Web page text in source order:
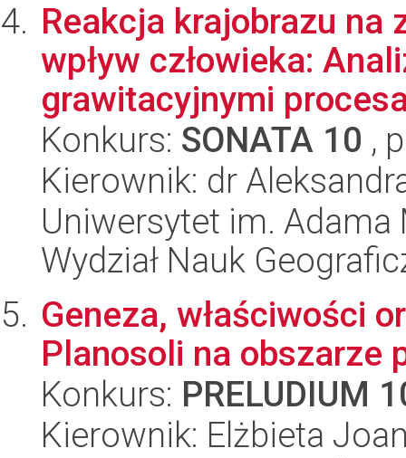
Reakcja krajobrazu na
wpływ człowieka:
grawitacyjnymi
Konkurs: SONATA 10 ,
Kierownik: dr
Uniwersytet im.
Wydział Nauk
Geneza, właściwości
Planosoli na obszarze
Konkurs: PRELUDIUM
Kierownik: Elżbieta